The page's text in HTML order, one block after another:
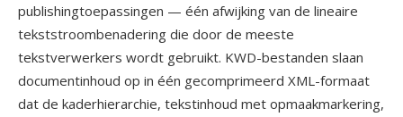
publishingtoepassingen — één afwijking van de lineaire
tekststroombenadering die door de meeste
tekstverwerkers wordt gebruikt. KWD-bestanden slaan
documentinhoud op in één gecomprimeerd XML-formaat
dat de kaderhierarchie, tekstinhoud met opmaakmarkering,